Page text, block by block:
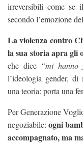
irreversibili come se
secondo l’emozione
La violenza contro
la sua storia apra gli
che dice “mi hanno
l’ideologia gender, di
una teoria: porta una
Per Generazione
negoziabile: ogni
accompagnato, ma